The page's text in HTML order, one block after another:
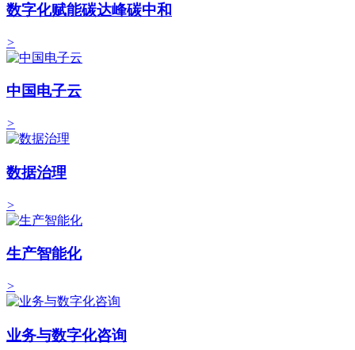
数字化赋能碳达峰碳中和
>
中国电子云
>
数据治理
>
生产智能化
>
业务与数字化咨询